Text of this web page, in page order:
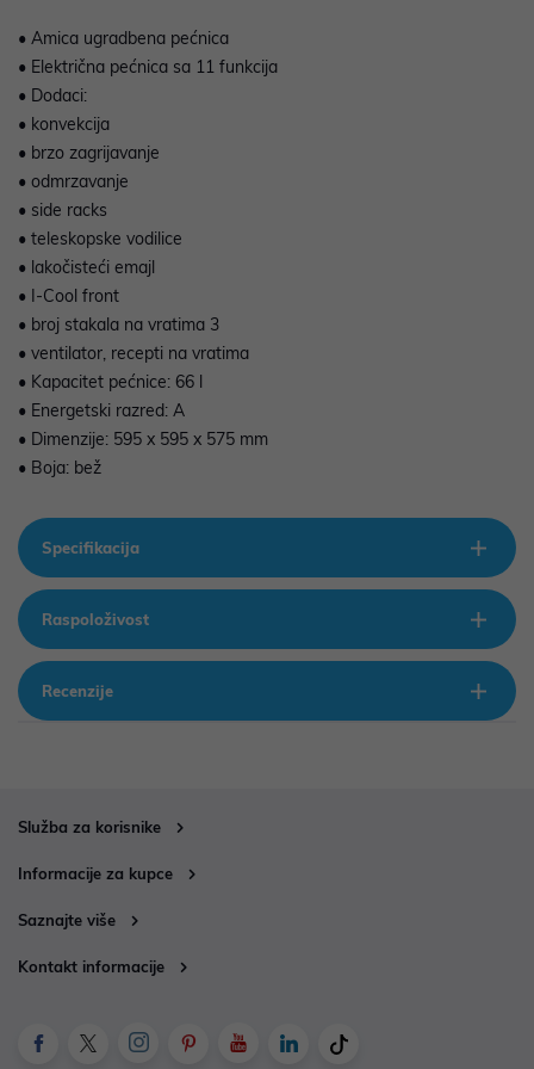
• Amica ugradbena pećnica
• Električna pećnica sa 11 funkcija
• Dodaci:
• konvekcija
• brzo zagrijavanje
• odmrzavanje
• side racks
• teleskopske vodilice
• lakočisteći emajl
• I-Cool front
• broj stakala na vratima 3
• ventilator, recepti na vratima
• Kapacitet pećnice: 66 l
• Energetski razred: A
• Dimenzije: 595 x 595 x 575 mm
• Boja: bež
Specifikacija
Raspoloživost
Recenzije
Služba za korisnike
Informacije za kupce
Saznajte više
Kontakt informacije